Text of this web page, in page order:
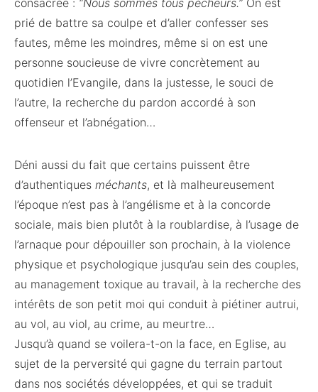
consacrée : “Nous sommes tous pécheurs.” On est
prié de battre sa coulpe et d’aller confesser ses
fautes, même les moindres, même si on est une
personne soucieuse de vivre concrètement au
quotidien l’Evangile, dans la justesse, le souci de
l’autre, la recherche du pardon accordé à son
offenseur et l’abnégation…
Déni aussi du fait que certains puissent être
d’authentiques méchants, et là malheureusement
l’époque n’est pas à l’angélisme et à la concorde
sociale, mais bien plutôt à la roublardise, à l’usage de
l’arnaque pour dépouiller son prochain, à la violence
physique et psychologique jusqu’au sein des couples,
au management toxique au travail, à la recherche des
intérêts de son petit moi qui conduit à piétiner autrui,
au vol, au viol, au crime, au meurtre…
Jusqu’à quand se voilera-t-on la face, en Eglise, au
sujet de la perversité qui gagne du terrain partout
dans nos sociétés développées, et qui se traduit